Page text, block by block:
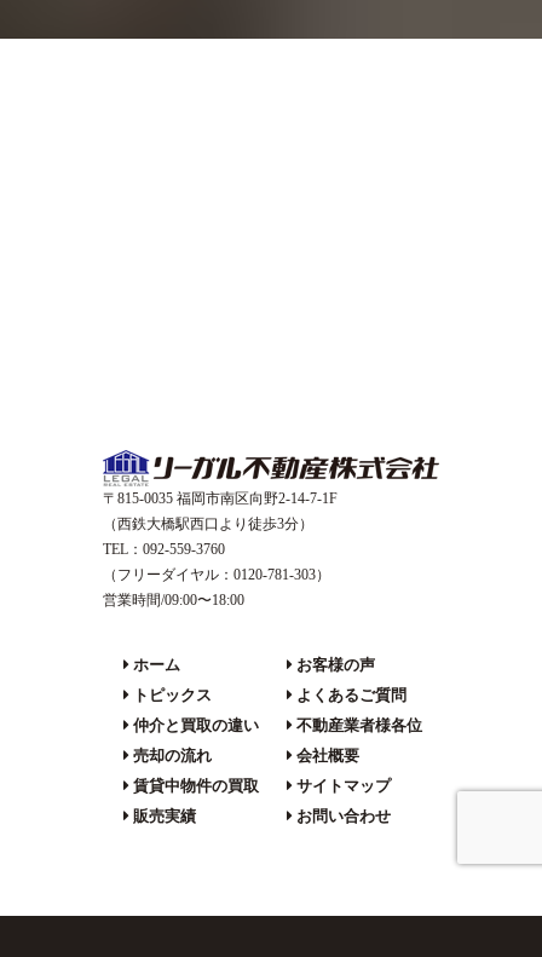
〒815-0035 福岡市南区向野2-14-7-1F
（西鉄大橋駅西口より徒歩3分）
TEL：092-559-3760
（フリーダイヤル：0120-781-303）
営業時間/09:00〜18:00
ホーム
トピックス
仲介と買取の違い
売却の流れ
賃貸中物件の買取
販売実績
お客様の声
よくあるご質問
不動産業者様各位
会社概要
サイトマップ
お問い合わせ